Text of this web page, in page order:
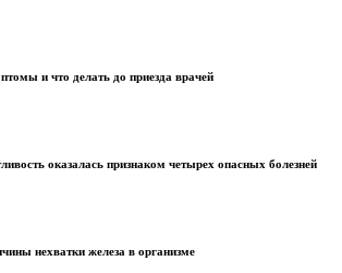
и что делать до приезда врачей
оказалась признаком четырех опасных болезней
нехватки железа в организме